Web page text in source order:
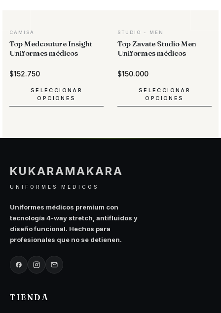
CAMISA
Top Medcouture Insight
Uniformes médicos
$152.750
SELECCIONAR
OPCIONES
opciones
se
elegir
en
la
de
producto
STUDIO - MEN
Top Zavate Studio Men
Uniformes médicos
$150.000
SELECCIONAR
OPCIONES
opciones
en
KUKARAMAKARA
UNIFORMES MÉDICOS
Uniformes médicos premium con
tecnología 4-way stretch, antifluidos y
diseño funcional. Hechos para
profesionales que no se detienen.
TIENDA